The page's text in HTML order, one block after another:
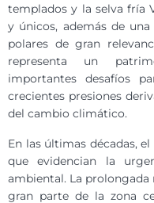
templados y la selva fría
y únicos, además de
polares de gran
representa un
importantes desafíos
crecientes presiones
del cambio climático.
En las últimas décadas,
que evidencian la
ambiental. La prolongada
gran parte de la zona